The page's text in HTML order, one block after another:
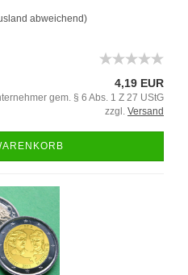
abweichend)
4,19 EUR
gem. § 6 Abs. 1 Z 27 UStG
zzgl. Versand